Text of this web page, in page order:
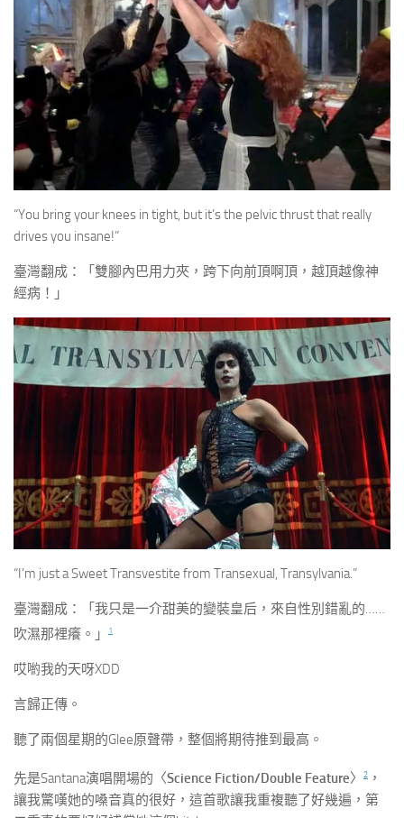
“You bring your knees in tight, but it’s the pelvic thrust that really
drives you insane!”
臺灣翻成：「雙腳內巴用力夾，跨下向前頂啊頂，越頂越像神
經病！」
“I’m just a Sweet Transvestite from Transexual, Transylvania.”
臺灣翻成：「我只是一介甜美的變裝皇后，來自性別錯亂的……
吹濕那裡癢。」
1
哎喲我的天呀XDD
言歸正傳。
聽了兩個星期的Glee原聲帶，整個將期待推到最高。
先是Santana演唱開場的〈Science Fiction/Double Feature〉 2 ，
讓我驚嘆她的嗓音真的很好，這首歌讓我重複聽了好幾遍，第